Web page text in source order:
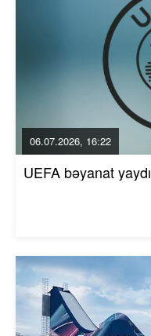
06.07.2026, 16:22
UEFA bəyanat yaydı